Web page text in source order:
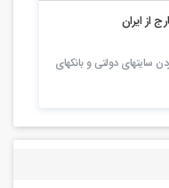
از ایران
سایتهای دولتی و بانکهای